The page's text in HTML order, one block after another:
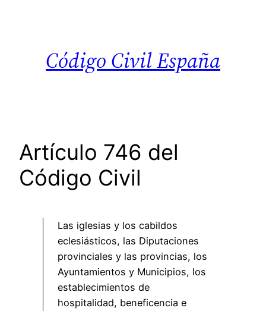
Código Civil España
Artículo 746 del
Código Civil
Las iglesias y los cabildos
eclesiásticos, las Diputaciones
provinciales y las provincias, los
Ayuntamientos y Municipios, los
establecimientos de
hospitalidad, beneficencia e